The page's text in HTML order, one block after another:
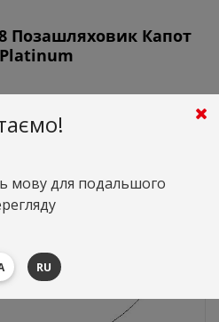
Позашляховик Капот
мову для подальшого
RU